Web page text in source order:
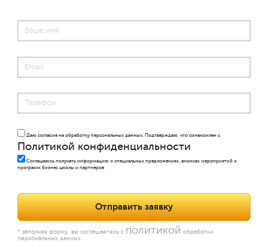
Даю согласие на обработку персональных данных. Подтверждаю, что ознакомлен с
Политикой конфиденциальности
Соглашаюсь получать информацию о специальных предложениях, анонсах мероприятий и
программ бизнес школы и партнеров
Отправить заявку
* заполняя форму, вы соглашаетесь с политикой обработки
персональных данных